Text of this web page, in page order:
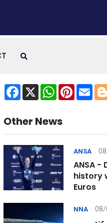
Facebook
X WhatsApp
Pinterest
Other News
ANSA
ANSA -
history
Euros
NNA 08/